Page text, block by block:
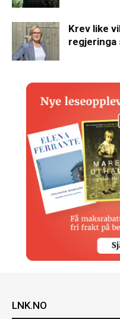
Krev like
regjeringa
LNK.NO